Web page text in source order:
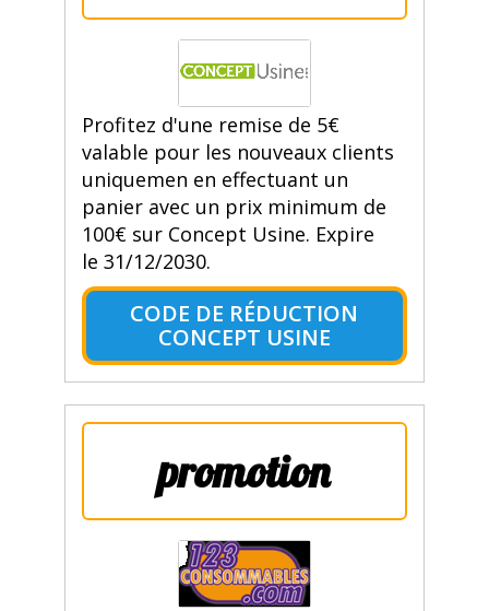
Profitez d'une remise de 5€
valable pour les nouveaux clients
uniquemen en effectuant un
panier avec un prix minimum de
100€ sur Concept Usine. Expire
le 31/12/2030.
CODE DE RÉDUCTION
CONCEPT USINE
promotion